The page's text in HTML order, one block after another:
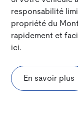
responsabilité
propriété du
rapidement et
ici.
En savoir plus